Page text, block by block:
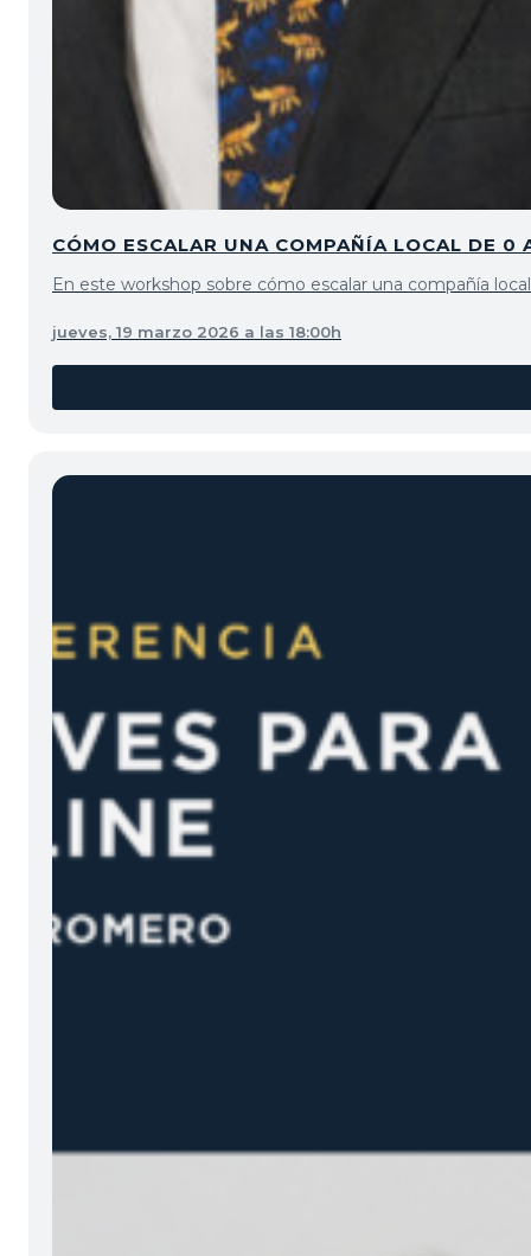
CÓMO ESCALAR UNA COMPAÑÍA LOCAL DE
En este workshop sobre cómo escalar una compañía
jueves, 19 marzo 2026 a las 18:00h